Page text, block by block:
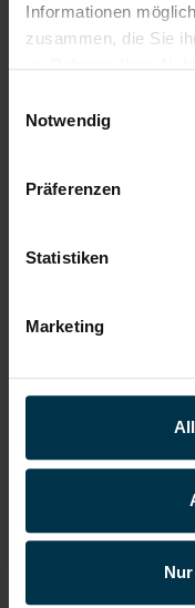
Informationen
zusammen, die Sie
Notwendig
Präferenzen
Statistiken
Marketing
Empfehlungschreiben /
Ich habe die
Rahmen meiner
Jahren verarbeitet